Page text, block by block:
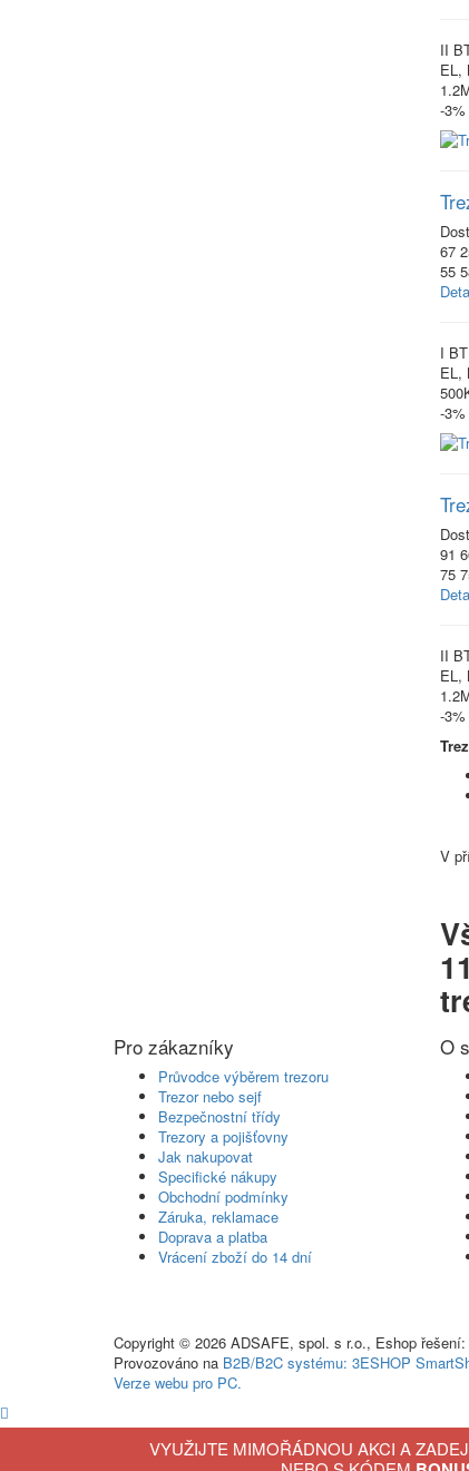
II
EL,
-3%
67
55
I BT
EL,
-3%
91
75
II
EL,
-3%
V
Pro zákazníky
Průvodce výběrem trezoru
Trezor nebo sejf
Bezpečnostní třídy
Trezory a pojišťovny
Jak nakupovat
Specifické nákupy
Obchodní podmínky
Záruka, reklamace
Doprava a platba
Vrácení zboží do 14 dní
O
Copyright © 2026 ADSAFE, spol. s r.o., Eshop řešení:
Provozováno na B2B/B2C systému: 3ESHOP
Verze webu pro PC.
Zboží k porovnání:0ks
Porovnat zboží
VYUŽIJTE MIMOŘÁDNOU AKCI A